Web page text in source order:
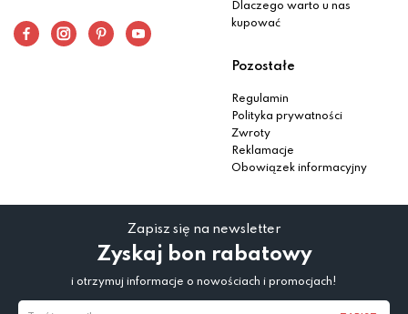
Dlaczego warto u nas
kupować
Pozostałe
Regulamin
Polityka prywatności
Zwroty
Reklamacje
Obowiązek informacyjny
Zapisz się na newsletter
Zyskaj bon rabatowy
i otrzymuj informacje o nowościach i promocjach!